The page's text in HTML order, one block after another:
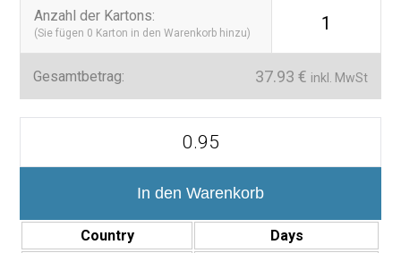
Außenduschen.
Hotels und Ferienanlagen.
Die Komplettlösung für moderne
Poolanlagen
aus glänzenden und rutschhemmenden Oberflächen ermöglicht
Anzahl der Kartons:
(Sie fügen 0 Karton in den Warenkorb hinzu) 1
Gesamtbetrag: 37.93 € inkl. MwSt
Brillante/Antideslizante
In den Warenkorb
Country
Days